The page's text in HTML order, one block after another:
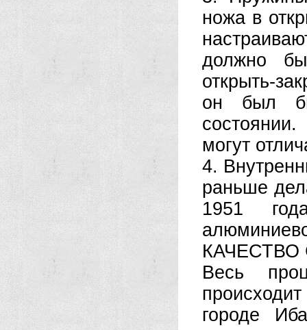
ножа в
должно
открыть-
он был
могут
4.
раньше
1951
Весь
городе